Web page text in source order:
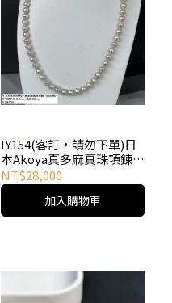
IY154(客訂，請勿下單)日
本Akoya真多麻真珠項鍊
(銀扣頭)
NT$28,000
加入購物車